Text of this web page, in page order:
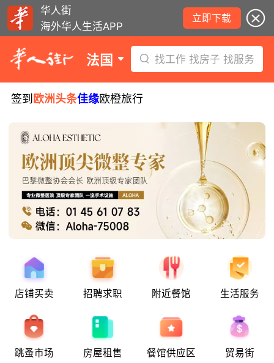
华人街
海外华人生活APP
立即下载
法国 找工作 找房子 找服务
签到 欧洲头条佳缘欧橙旅行
店铺买卖 招聘求职 附近餐馆 生活服务
跳蚤市场 房屋租售 餐馆供应区 贸易街
八月十五警惕恐袭！